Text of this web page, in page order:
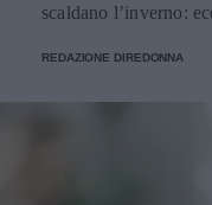
scaldano l’inverno:
REDAZIONE DIREDONNA